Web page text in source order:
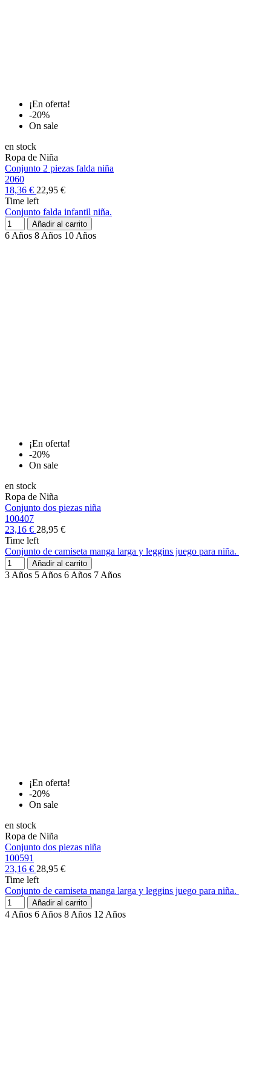
¡En oferta!
-20%
On sale
en stock
Ropa de Niña
Conjunto 2 piezas falda niña
2060
18,36 € 22,95 €
Time left
Conjunto falda infantil niña.
Añadir al carrito
6 Años 8 Años 10 Años
¡En oferta!
-20%
On sale
en stock
Ropa de Niña
Conjunto dos piezas niña
100407
23,16 € 28,95 €
Time left
Conjunto de camiseta manga larga y leggins juego para niña.
Añadir al carrito
3 Años 5 Años 6 Años 7 Años
¡En oferta!
-20%
On sale
en stock
Ropa de Niña
Conjunto dos piezas niña
100591
23,16 € 28,95 €
Time left
Conjunto de camiseta manga larga y leggins juego para niña.
Añadir al carrito
4 Años 6 Años 8 Años 12 Años